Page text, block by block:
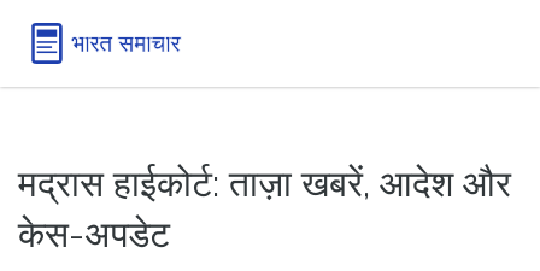
मद्रास हाईकोर्ट: ताज़ा खबरें, आदेश और
केस-अपडेट